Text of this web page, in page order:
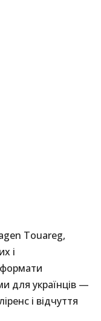
Touareg,
і
формати
для українців —
і відчуття